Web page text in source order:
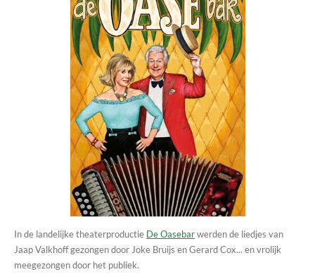
In de landelijke theaterproductie De Oasebar werden de liedjes van
Jaap Valkhoff gezongen door Joke Bruijs en Gerard Cox... en vrolijk
meegezongen door het publiek.